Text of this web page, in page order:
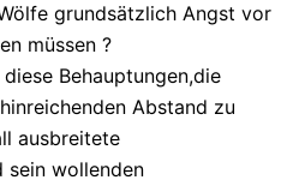
grundsätzlich Angst vor
müssen ?
Behauptungen,die
Abstand zu
ausbreitete
sein wollenden